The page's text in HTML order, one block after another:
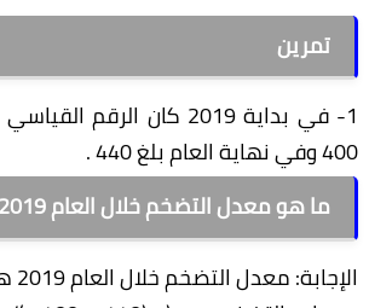
تمرين
1- في بداية 2019 كان
400 وفي نهاية العام بلغ 440 .
ما هو معدل التضخم خلال العام 2019؟
الإجابة: معدل التضخم خلال العام 2019 هو 10%.